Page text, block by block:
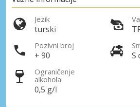
Jezik
turski
Pozivni broj
+ 90 S
Ograničenje
alkohola
0,5 g/l